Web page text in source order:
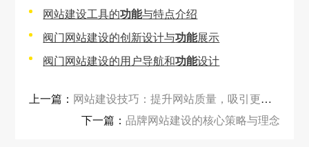
网站建设工具的功能与特点介绍
阀门网站建设的创新设计与功能展示
阀门网站建设的用户导航和功能设计
上一篇： 网站建设技巧：提升网站质量，吸引更多访客
下一篇： 品牌网站建设的核心策略与理念